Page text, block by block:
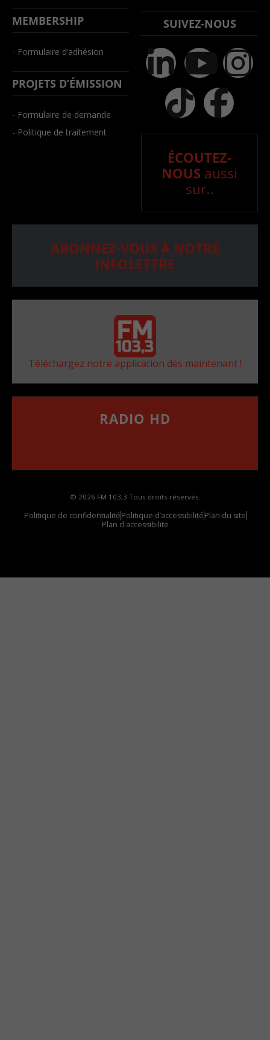
MEMBERSHIP
- Formulaire d’adhésion
PROJETS D’ÉMISSION
- Formulaire de demande
- Politique de traitement
SUIVEZ-NOUS
ÉCOUTEZ-
NOUS aussi
sur..
ABONNEZ-VOUS À NOTRE
INFOLETTRE
Téléchargez notre application dès maintenant !
RADIO HD
© 2026 FM 103,3 Tous droits réservés.
Politique de confidentialitéPolitique d’accessibilitéPlan du site
Plan d'accessibilite